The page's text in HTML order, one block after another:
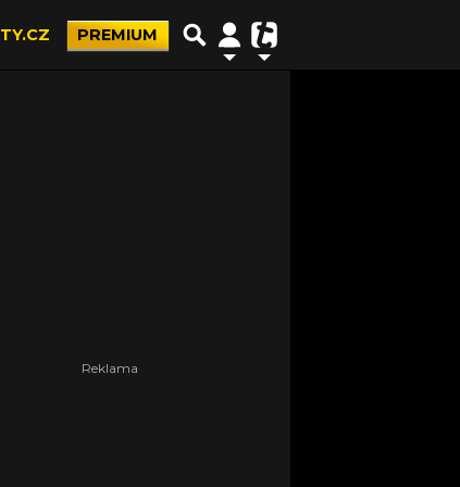
PREMIUM